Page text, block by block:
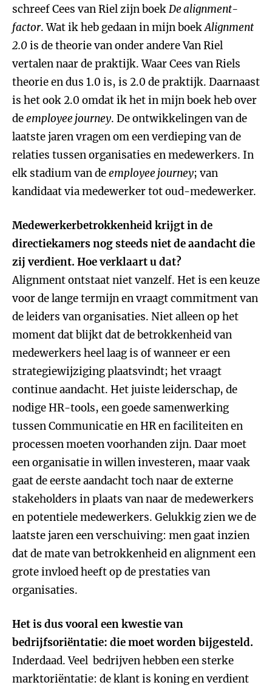
schreef Cees van Riel zijn boekDe alignment-
factor. Wat ik heb gedaan in mijn boekAlignment
2.0is de theorie van onder andere Van Riel
vertalen naar de praktijk. Waar Cees van Riels
theorie en dus 1.0 is, is 2.0 de praktijk. Daarnaast
is het ook 2.0 omdat ik het in mijn boek heb over
deemployee journey. De ontwikkelingen van de
laatste jaren vragen om een verdieping van de
relaties tussen organisaties en medewerkers. In
elk stadium van deemployee journey; van
kandidaat via medewerker tot oud-medewerker.
Medewerkerbetrokkenheid krijgt in de
directiekamers nog steeds niet de aandacht die
zij verdient. Hoe verklaart u dat?
Alignment ontstaat niet vanzelf. Het is een keuze
voor de lange termijn en vraagt commitment van
de leiders van organisaties. Niet alleen op het
moment dat blijkt dat de betrokkenheid van
medewerkers heel laag is of wanneer er een
strategiewijziging plaatsvindt; het vraagt
continue aandacht. Het juiste leiderschap, de
nodige HR-tools, een goede samenwerking
tussen Communicatie en HR en faciliteiten en
processen moeten voorhanden zijn. Daar moet
een organisatie in willen investeren, maar vaak
gaat de eerste aandacht toch naar de externe
stakeholders in plaats van naar de medewerkers
en potentiele medewerkers. Gelukkig zien we de
laatste jaren een verschuiving: men gaat inzien
dat de mate van betrokkenheid en alignment een
grote invloed heeft op de prestaties van
organisaties.
Het is dus vooral een kwestie van
bedrijfsoriëntatie: die moet worden bijgesteld.
Inderdaad. Veel bedrijven hebben een sterke
marktoriëntatie: de klant is koning en verdient